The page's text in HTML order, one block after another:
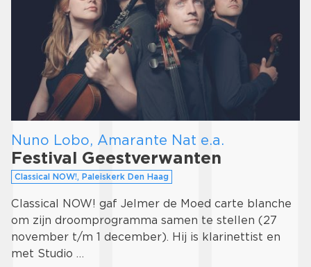
Nuno Lobo, Amarante Nat e.a.
Festival Geestverwanten
Classical NOW!, Paleiskerk Den Haag
Classical NOW! gaf Jelmer de Moed carte blanche
om zijn droomprogramma samen te stellen (27
november t/m 1 december). Hij is klarinettist en
met Studio …